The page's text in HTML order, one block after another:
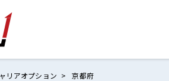
リアオプション 京都府